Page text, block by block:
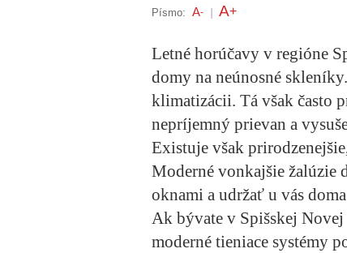
Písmo: A- A+
Letné horúčavy v regióne
domy na neúnosné
klimatizácii. Tá však často
nepríjemný prievan a
Existuje však
Moderné vonkajšie žalúzie
oknami a udržať u vás
Ak bývate v Spišskej
moderné tieniace systémy